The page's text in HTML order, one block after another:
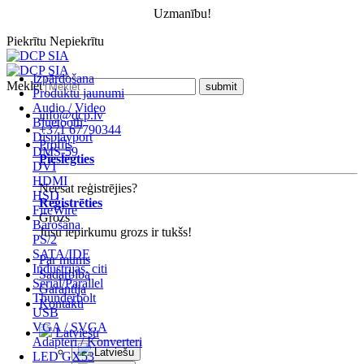
Uzmanību!
Piekrītu Nepiekrītu
Izpārdošana
Produktu jaunumi
Audio / Video
Bluetooth
Displayport
DMS-59
DVI
HDMI
HSD
FireWire
Barošana
PS/2
SATA/IDE
Industrijas, citi
Serial/Parallel
Thunderbolt
USB
VGA / SVGA
Adapteri / Konverteri
LED GX53
Meklēt
info@dcp.lv
+371 67790344
Profils
Pieslēgties
Neesat reģistrējies?
Reģistrēties
Grozs
Jūsu iepirkumu grozs ir tukšs!
Par mums
Sadarbība
Garantija
Kontakti
Latviešu
Latviešu